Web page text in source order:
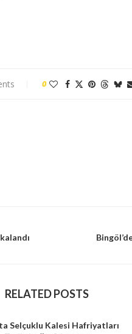
0
RELATED POSTS
Selçuklu Kalesi Hafriyatları